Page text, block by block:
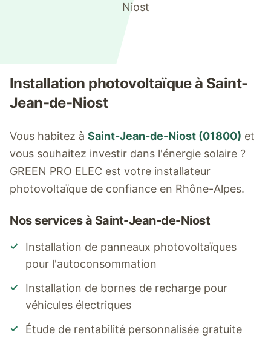
Niost
Installation photovoltaïque à Saint-
Jean-de-Niost
Vous habitez à Saint-Jean-de-Niost (01800) et
vous souhaitez investir dans l'énergie solaire ?
GREEN PRO ELEC est votre installateur
photovoltaïque de confiance en Rhône-Alpes.
Nos services à Saint-Jean-de-Niost
✓
Installation de panneaux photovoltaïques
pour l'autoconsommation
✓
Installation de bornes de recharge pour
véhicules électriques
✓ Étude de rentabilité personnalisée gratuite